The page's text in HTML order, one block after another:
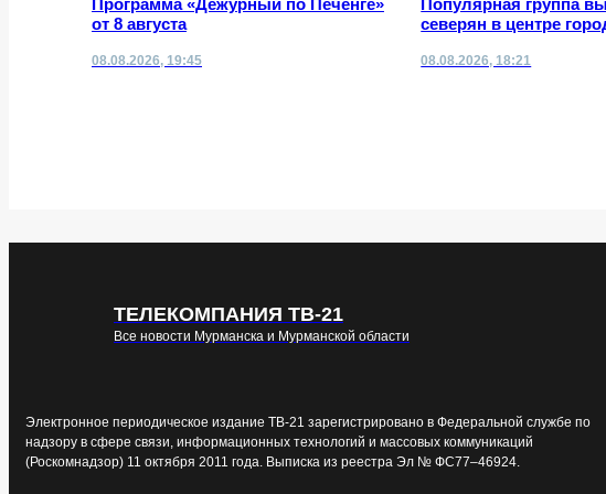
Программа «Дежурный по Печенге»
от 8 августа
08.08.2026, 19:45
Популярная группа
северян в центре
08.08.2026, 18:21
ТЕЛЕКОМПАНИЯ ТВ-21
Все новости Мурманска и Мурманской области
Электронное периодическое издание ТВ-21 зарегистрировано в Федеральной службе по
надзору в сфере связи, информационных технологий и массовых коммуникаций
(Роскомнадзор) 11 октября 2011 года. Выписка из реестра Эл № ФС77–46924.